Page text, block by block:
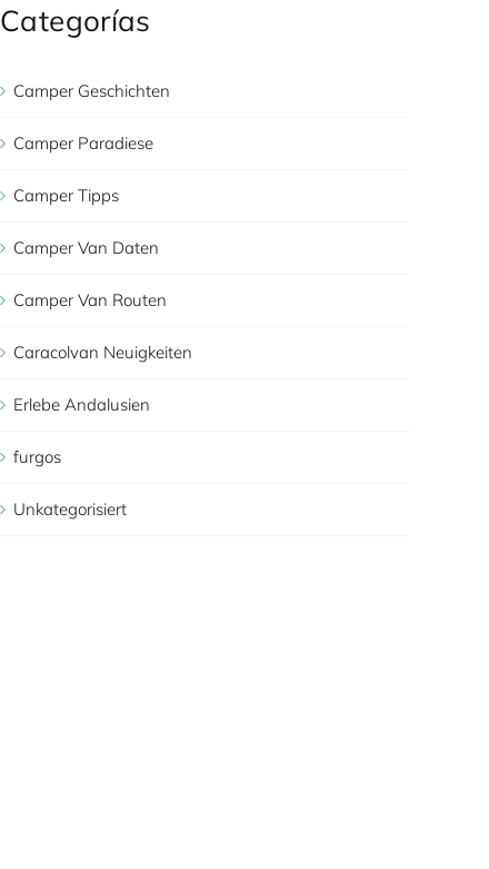
Categorías
Camper Geschichten
Camper Paradiese
Camper Tipps
Camper Van Daten
Camper Van Routen
Caracolvan Neuigkeiten
Erlebe Andalusien
furgos
Unkategorisiert